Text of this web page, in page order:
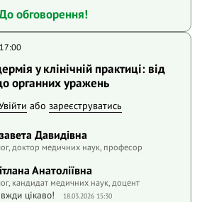
обговорення!
у клінічній практиці: від
органних уражень
або зареєструватись
Давидівна
доктор медичних наук, професор
Анатоліївна
кандидат медичних наук, доцент
цікаво! 18.03.2026 15:30